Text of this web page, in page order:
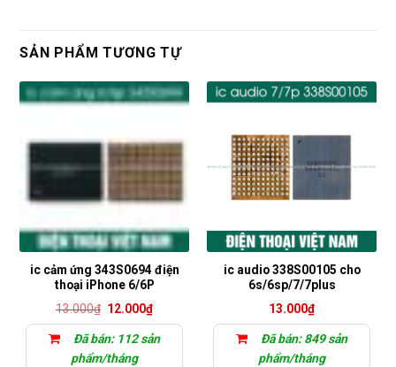
SẢN PHẨM TƯƠNG TỰ
ic cảm ứng 343S0694 điện
thoại iPhone 6/6P
13.000₫ Giá
13.000₫.
12.000₫Giá
tại
là:
Đã bán: 112 sản
phẩm/tháng
ic audio 338S00105 cho
6s/6sp/7/7plus
13.000₫
Đã bán: 849 sản
phẩm/tháng